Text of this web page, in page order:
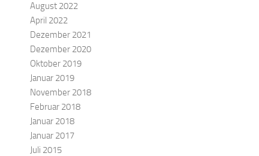
August 2022
April 2022
Dezember 2021
Dezember 2020
Oktober 2019
Januar 2019
November 2018
Februar 2018
Januar 2018
Januar 2017
Juli 2015